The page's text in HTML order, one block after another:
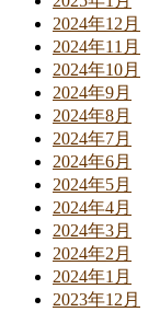
2024年12月
2024年11月
2024年10月
2024年9月
2024年8月
2024年7月
2024年6月
2024年5月
2024年4月
2024年3月
2024年2月
2024年1月
2023年12月